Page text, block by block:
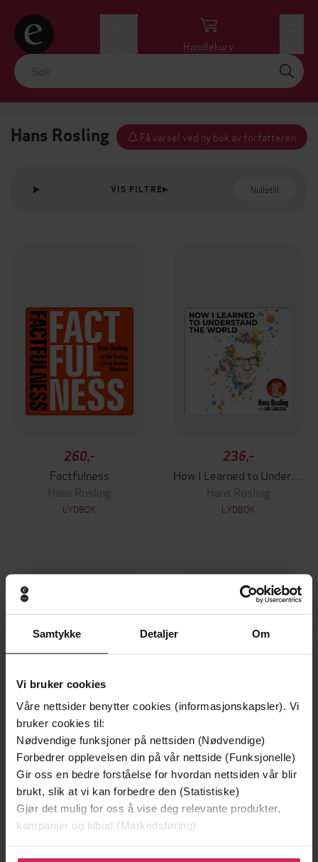
Samtykke Detaljer Om
Vi bruker cookies
Våre nettsider benytter cookies (informasjonskapsler). Vi
bruker cookies til:
Nødvendige funksjoner på nettsiden (Nødvendige)
Forbedrer opplevelsen din på vår nettside (Funksjonelle)
Gir oss en bedre forståelse for hvordan nettsiden vår blir
brukt, slik at vi kan forbedre den (Statistiske)
Gjør det mulig for oss å vise deg relevante produkter,
kampanjer og tilbud (Markedsføring)
Klikk på «Godta alle» for å gi oss ditt samtykke til å
Handlekurv
Hans Rosling Få varsel ved ny bok av forfatteren
VIS FILTRE Nullstill
260,-
Factfulness
Hans Rosling
LYDBOK
236,-
Hans Rosling
LYDBOK
296,-
Factfulness Illustrated
Hans Rosling
EBOK
130,-
Factfulness
Hans Rosling